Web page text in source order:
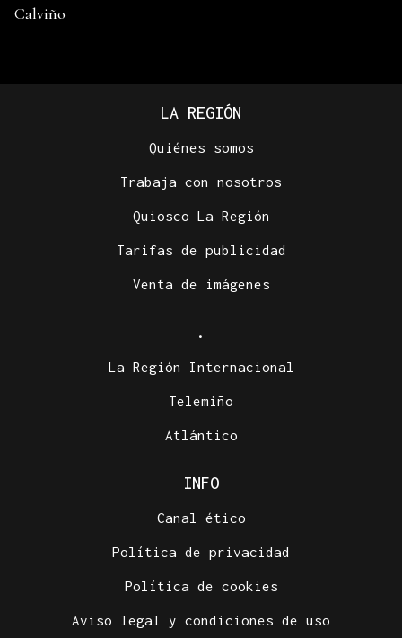
Calviño
LA REGIÓN
Quiénes somos
Trabaja con nosotros
Quiosco La Región
Tarifas de publicidad
Venta de imágenes
.
La Región Internacional
Telemiño
Atlántico
INFO
Canal ético
Política de privacidad
Política de cookies
Aviso legal y condiciones de uso